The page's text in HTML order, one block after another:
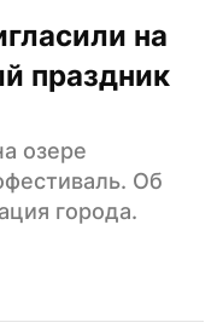
на
праздник
озере
Об
города.